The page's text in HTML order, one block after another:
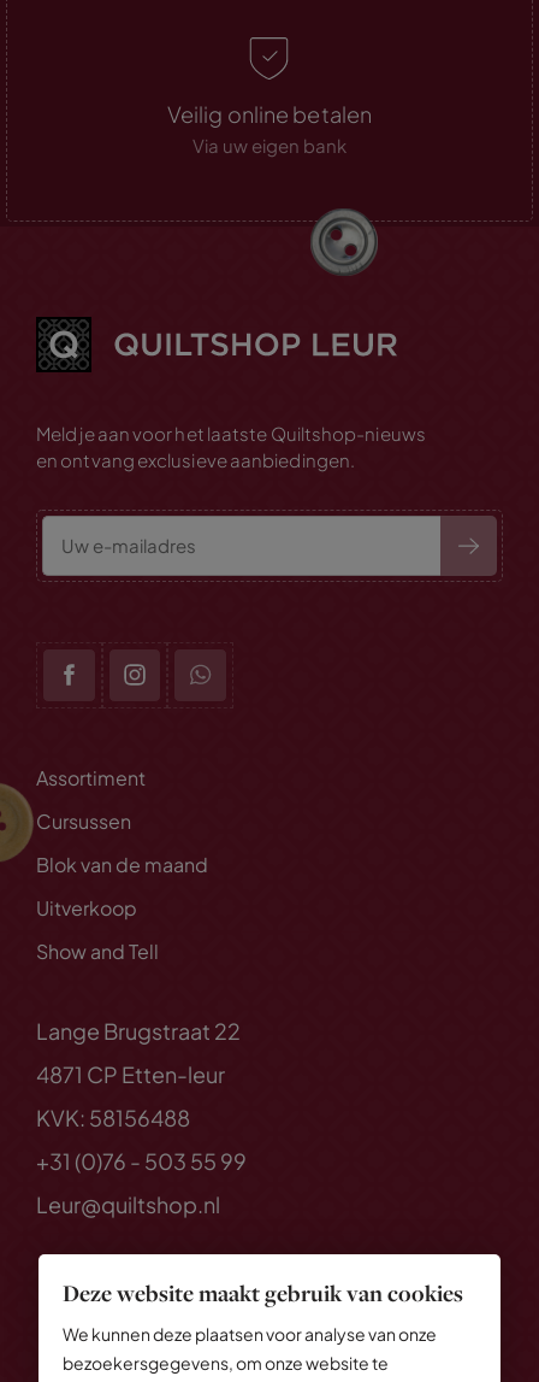
Deze website maakt gebruik van cookies
We kunnen deze plaatsen voor analyse van onze
bezoekersgegevens, om onze website te
Veilig online betalen
Via uw eigen bank
Meld je aan voor het laatste Quiltshop-nieuws
en ontvang exclusieve aanbiedingen.
Assortiment
Cursussen
Blok van de maand
Uitverkoop
Show and Tell
Lange Brugstraat 22
4871 CP Etten-leur
KVK: 58156488
+31 (0)76 - 503 55 99
Leur@quiltshop.nl